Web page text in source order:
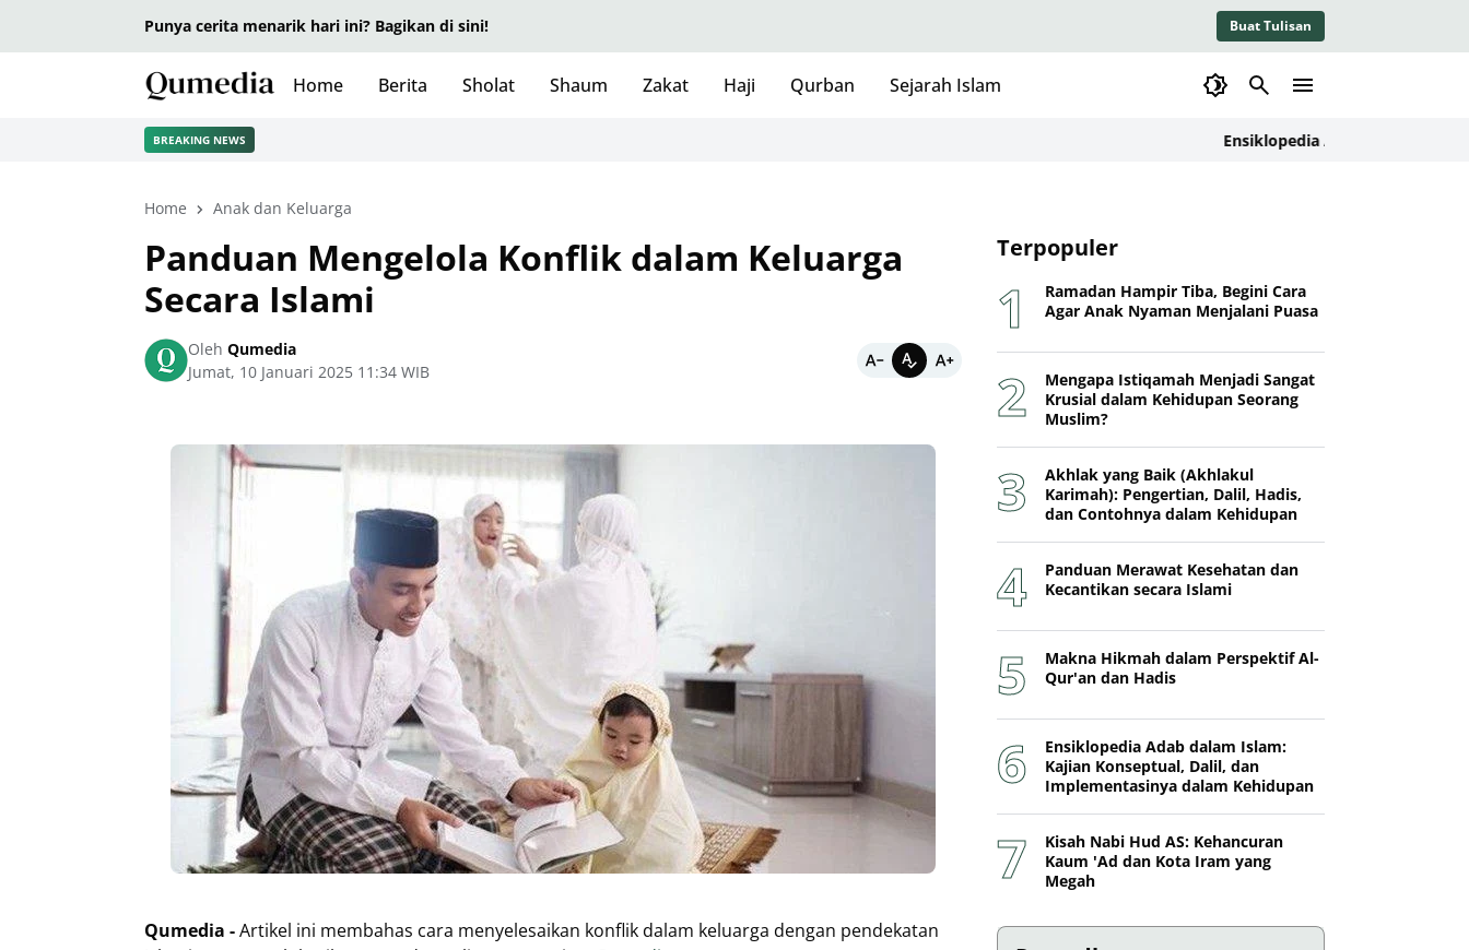
Punya cerita menarik hari ini? Bagikan di sini! Buat Tulisan
Home Berita Sholat Shaum Zakat Haji Qurban Sejarah Islam
BREAKING NEWS Ensiklopedia Adab dalam Islam:
Home Anak dan Keluarga
Panduan Mengelola Konflik dalam Keluarga
Secara Islami
Oleh Qumedia
Jumat, 10 Januari 2025 11:34 WIB
Qumedia -Artikel ini membahas cara menyelesaikan konflik dalam keluarga dengan pendekatan
Terpopuler
Ramadan Hampir Tiba, Begini Cara
Agar Anak Nyaman Menjalani Puasa
Mengapa Istiqamah Menjadi Sangat
Krusial dalam Kehidupan Seorang
Muslim?
Akhlak yang Baik (Akhlakul
Karimah): Pengertian, Dalil, Hadis,
dan Contohnya dalam Kehidupan
Panduan Merawat Kesehatan dan
Kecantikan secara Islami
Makna Hikmah dalam Perspektif Al-
Qur'an dan Hadis
Ensiklopedia Adab dalam Islam:
Kajian Konseptual, Dalil, dan
Implementasinya dalam Kehidupan
Kisah Nabi Hud AS: Kehancuran
Kaum 'Ad dan Kota Iram yang
Megah